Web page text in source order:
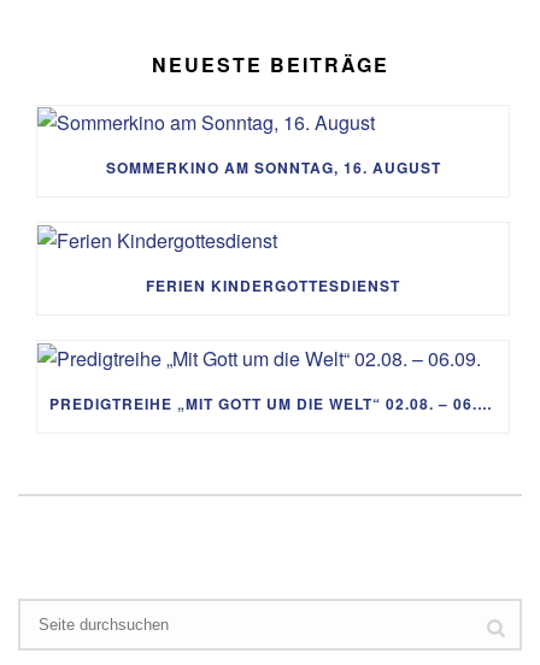
NEUESTE BEITRÄGE
SOMMERKINO AM SONNTAG, 16. AUGUST
FERIEN KINDERGOTTESDIENST
PREDIGTREIHE „MIT GOTT UM DIE WELT“ 02.08. – 06.09.